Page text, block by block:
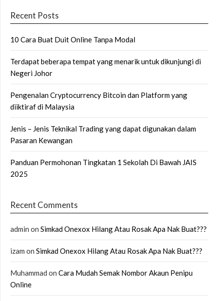
Recent Posts
10 Cara Buat Duit Online Tanpa Modal
Terdapat beberapa tempat yang menarik untuk dikunjungi di
Negeri Johor
Pengenalan Cryptocurrency Bitcoin dan Platform yang
diiktiraf di Malaysia
Jenis – Jenis Teknikal Trading yang dapat digunakan dalam
Pasaran Kewangan
Panduan Permohonan Tingkatan 1 Sekolah Di Bawah JAIS
2025
Recent Comments
admin on Simkad Onexox Hilang Atau Rosak Apa Nak Buat???
izam on Simkad Onexox Hilang Atau Rosak Apa Nak Buat???
Muhammad on Cara Mudah Semak Nombor Akaun Penipu
Online